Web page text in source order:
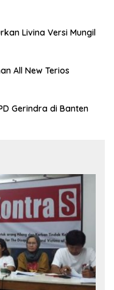
Livina Versi Mungil
All New Terios
Gerindra di Banten